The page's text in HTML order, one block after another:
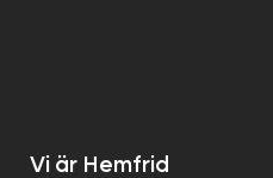
Vi är Hemfrid